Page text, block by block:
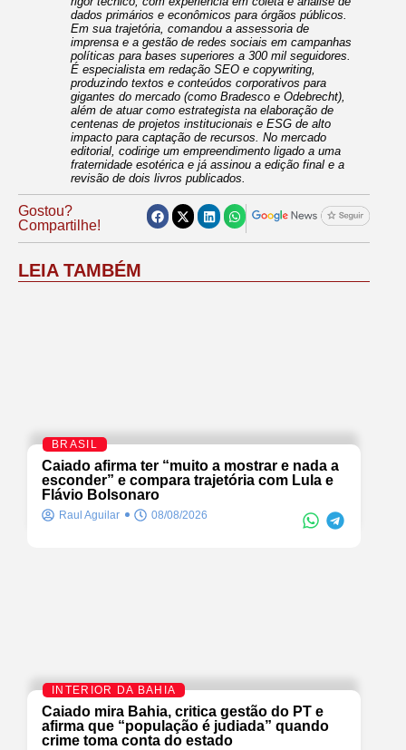
dados primários e econômicos para órgãos públicos.
Em sua trajetória, comandou a assessoria de
imprensa e a gestão de redes sociais em campanhas
políticas para bases superiores a 300 mil seguidores.
É especialista em redação SEO e copywriting,
produzindo textos e conteúdos corporativos para
gigantes do mercado (como Bradesco e Odebrecht),
além de atuar como estrategista na elaboração de
centenas de projetos institucionais e ESG de alto
impacto para captação de recursos. No mercado
editorial, codirige um empreendimento ligado a uma
fraternidade esotérica e já assinou a edição final e a
revisão de dois livros publicados.
Gostou?
Compartilhe!
LEIA TAMBÉM
BRASIL
Caiado afirma ter “muito a mostrar e nada a
esconder” e compara trajetória com Lula e
Flávio Bolsonaro
Raul Aguilar 08/08/2026
INTERIOR DA BAHIA
Caiado mira Bahia, critica gestão do PT e
afirma que “população é judiada” quando
crime toma conta do estado